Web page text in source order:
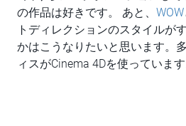
の作品は好きです。 あと、 WOW
トディレクションのスタイルが
かはこうなりたいと思います。
ィスがCinema 4Dを使っています